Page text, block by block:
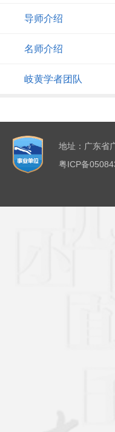
导师介绍
名师介绍
岐黄学者团队
地址：广东省
粤ICP备